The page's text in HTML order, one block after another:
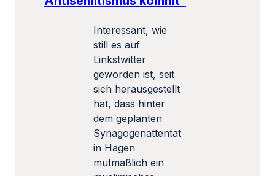
Interessant, wie
still es auf
Linkstwitter
geworden ist, seit
sich herausgestellt
hat, dass hinter
dem geplanten
Synagogenattentat
in Hagen
mutmaßlich ein